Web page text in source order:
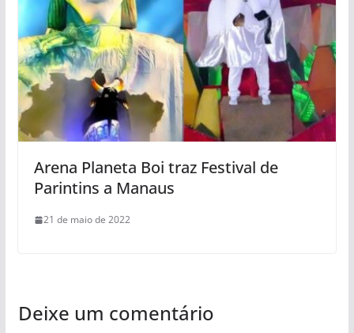
Arena Planeta Boi traz Festival de
Parintins a Manaus
21 de maio de 2022
Deixe um comentário